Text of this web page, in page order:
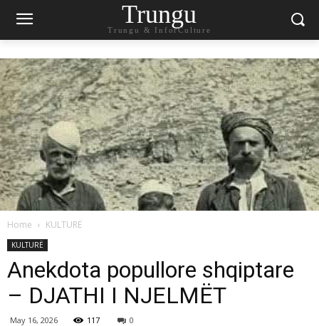
Trungu
Trungu & InforCulture
Home KULTURË
KULTURË
Anekdota popullore shqiptare
– DJATHI I NJELMËT
May 16, 2026 117 0